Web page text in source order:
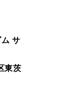
サ
東茨